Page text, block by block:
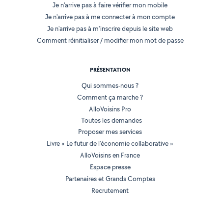
Je n'arrive pas à faire vérifier mon mobile
Je n'arrive pas à me connecter à mon compte
Je n'arrive pas à m'inscrire depuis le site web
Comment réinitialiser / modifier mon mot de passe
PRÉSENTATION
Qui sommes-nous ?
Comment ça marche ?
AlloVoisins Pro
Toutes les demandes
Proposer mes services
Livre « Le futur de l'économie collaborative »
AlloVoisins en France
Espace presse
Partenaires et Grands Comptes
Recrutement